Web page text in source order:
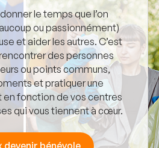
le temps que l’on
ou passionnément)
et aider les autres. C’est
des personnes
ou points communs,
et pratiquer une
en fonction de vos centres
qui vous tiennent à cœur.